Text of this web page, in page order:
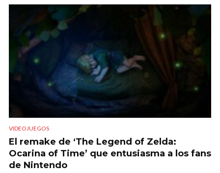
VIDEOJUEGOS
El remake de ‘The Legend of Zelda:
Ocarina of Time’ que entusiasma a los fans
de Nintendo